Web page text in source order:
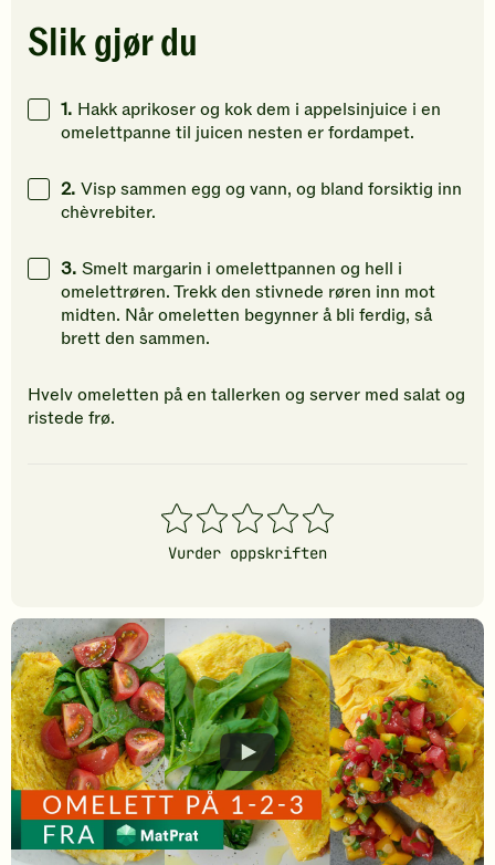
Klikk
for
gi
din
vurdering.
din
vurdering.
din
Slik gjør du
1. Hakk aprikoser og kok dem i appelsinjuice i en
omelettpanne til juicen nesten er fordampet.
2. Visp sammen egg og vann, og bland forsiktig inn
chèvrebiter.
3. Smelt margarin i omelettpannen og hell i
omelettrøren. Trekk den stivnede røren inn mot
midten. Når omeletten begynner å bli ferdig, så
brett den sammen.
Hvelv omeletten på en tallerken og server med salat og
ristede frø.
1
stjerner
2
stjerner
3
stjerner
4
stjerner
5
stjerner
Vurder oppskriften